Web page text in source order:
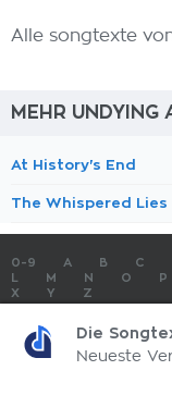
Alle songtexte
MEHR UNDYING
At History's End
The Whispered Lies
0-9 A B C
M N O P
X
Y Z
SONGTEXTEDie
Neueste